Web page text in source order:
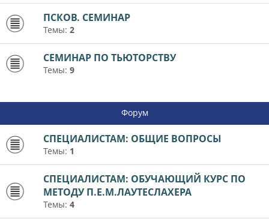
ПСКОВ. СЕМИНАР
Темы: 2
СЕМИНАР ПО ТЬЮТОРСТВУ
Темы: 9
Форум
СПЕЦИАЛИСТАМ: ОБЩИЕ ВОПРОСЫ
Темы: 1
СПЕЦИАЛИСТАМ: ОБУЧАЮЩИЙ КУРС ПО
МЕТОДУ П.Е.М.ЛАУТЕСЛАХЕРА
Темы: 4